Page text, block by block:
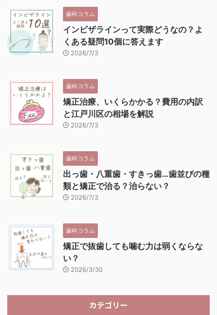
歯科コラム
インビザラインって実際どうなの？よ
くある疑問10個に答えます
2026/7/3
歯科コラム
矯正治療、いくらかかる？費用の内訳
と江戸川区の相場を解説
2026/7/3
歯科コラム
出っ歯・八重歯・すきっ歯…歯並びの種
類と矯正で治る？治らない？
2026/7/3
歯科コラム
矯正で抜歯しても噛む力は弱くならな
い？
2026/3/30
カテゴリー